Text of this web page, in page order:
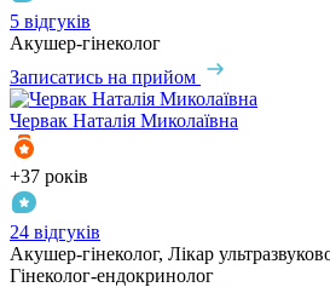
5 відгуків
Акушер-гінеколог
Записатись на прийом
Червак Наталія Миколаївна
+37 років
24 відгуків
Акушер-гінеколог, Лікар
Гінеколог-ендокринолог